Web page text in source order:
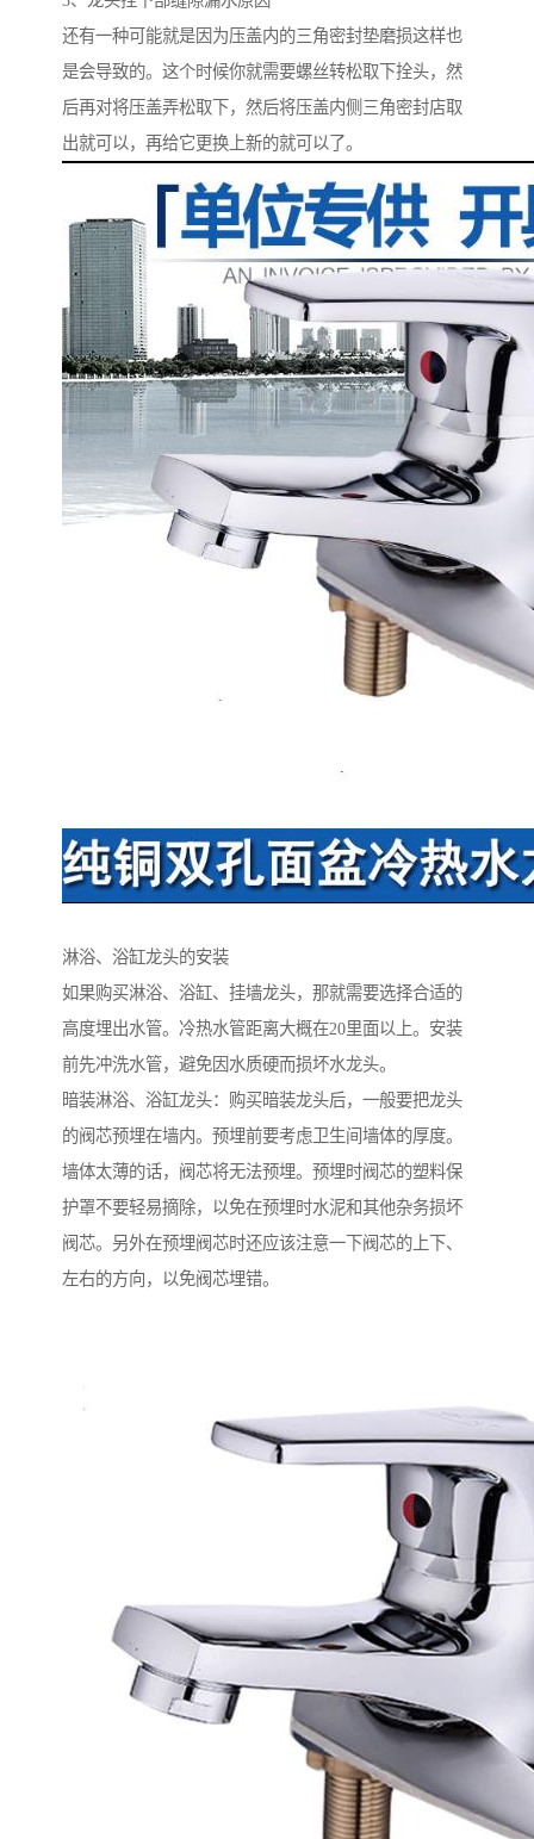
还有一种可能就是因为压盖内的三角密封垫磨损这样也
是会导致的。这个时候你就需要螺丝转松取下拴头，然
后再对将压盖弄松取下，然后将压盖内侧三角密封店取
出就可以，再给它更换上新的就可以了。
淋浴、浴缸龙头的安装
如果购买淋浴、浴缸、挂墙龙头，那就需要选择合适的
高度埋出水管。冷热水管距离大概在20里面以上。安装
前先冲洗水管，避免因水质硬而损坏水龙头。
暗装淋浴、浴缸龙头：购买暗装龙头后，一般要把龙头
的阀芯预埋在墙内。预埋前要考虑卫生间墙体的厚度。
墙体太薄的话，阀芯将无法预埋。预埋时阀芯的塑料保
护罩不要轻易摘除，以免在预埋时水泥和其他杂务损坏
阀芯。另外在预埋阀芯时还应该注意一下阀芯的上下、
左右的方向，以免阀芯埋错。